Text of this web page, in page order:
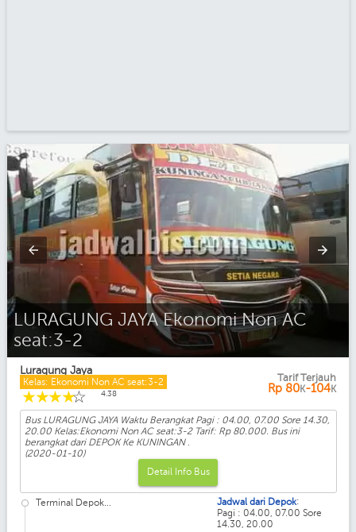
LURAGUNG JAYA Bisnis AC seat:2-2
Luragung Jaya
Kelas: Ekonomi Non AC seat:3-2
☆
☆
☆
☆
☆ 4.38
Tarif Terjauh
Rp 80K-104K
Bus LURAGUNG JAYA Waktu Berangkat Pagi : 04.00, 07.00 Sore 14.30,
20.00 Kelas:Ekonomi Non AC seat:3-2 Tarif: Rp 80.000. Bus ini
berangkat dari DEPOK Ke KUNINGAN .
(2020-01-10)
Detail Info Bus
Terminal Depok... Jadwal dari Depok:
Pagi : 04.00, 07.00 Sore
14.30, 20.00